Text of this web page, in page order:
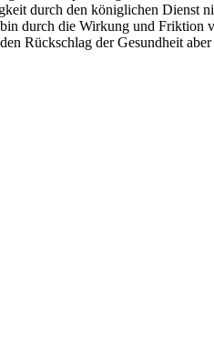
durch den königlichen Dienst
durch die Wirkung und Friktion
Rückschlag der Gesundheit